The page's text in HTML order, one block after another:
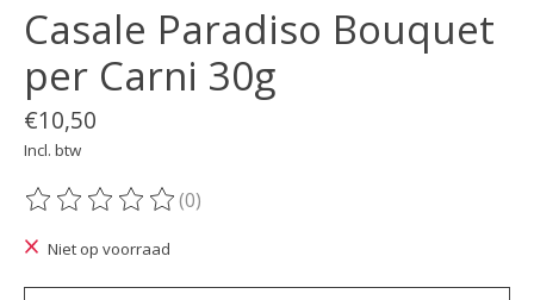
Casale Paradiso Bouquet
per Carni 30g
€10,50
Incl. btw
De beoordeling van dit product is
(0)
Niet op voorraad